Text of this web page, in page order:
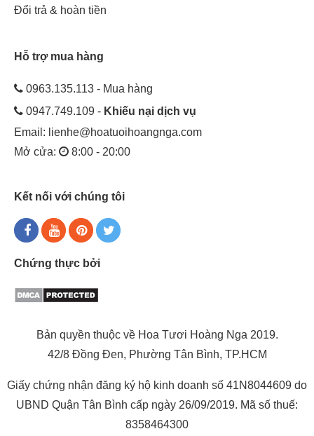
rằng bông hoa này hoàn toàn không phù hợp với trẻ em. Tuy
mẹ muốn con cái họ có. Sẽ thật tuyệt nếu những đứa trẻ nhận
sinh.
Hoa baby
Đổi trả & hoàn tiền
Hỗ trợ mua hàng
0963.135.113 - Mua hàng
0947.749.109 - Khiếu nại dịch vụ
Email: lienhe@hoatuoihoangnga.com
Mở cửa:
8:00 - 20:00
Kết nối với chúng tôi
Chứng thực bởi
Bản quyền thuộc về Hoa Tươi Hoàng Nga 2019.
42/8 Đồng Đen, Phường Tân Bình, TP.HCM
Giấy chứng nhận đăng ký hộ kinh doanh số 41N8044609 do
UBND Quận Tân Bình cấp ngày 26/09/2019. Mã số thuế:
8358464300